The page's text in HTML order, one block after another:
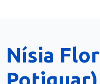
Nísia